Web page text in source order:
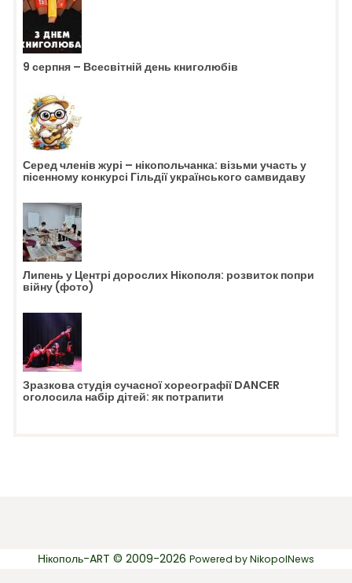
9 серпня – Всесвітній день книголюбів
Серед членів журі – нікопольчанка: візьми участь у
пісенному конкурсі Гільдії українського самвидаву
Липень у Центрі дорослих Нікополя: розвиток попри
війну (фото)
Зразкова студія сучасної хореографії DANCER
оголосила набір дітей: як потрапити
Нікополь-ART © 2009-2026 Powered byNikopolNews